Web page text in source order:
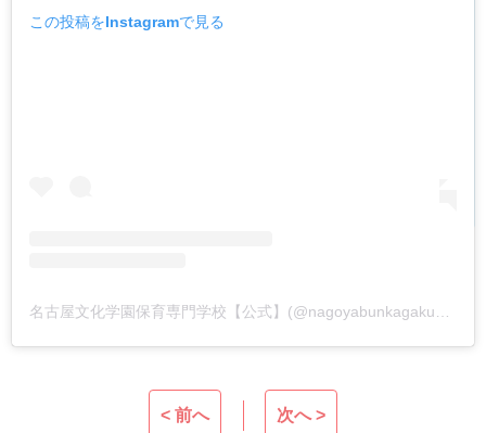
この投稿をInstagramで見る
名古屋文化学園保育専門学校【公式】(@nagoyabunkagakuen)がシェアした投稿
< 前へ 次へ >